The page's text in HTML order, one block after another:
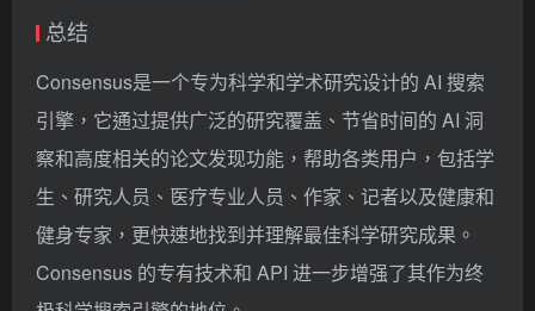
总结
Consensus是一个专为科学和学术研究设计的 AI 搜索
引擎，它通过提供广泛的研究覆盖、节省时间的 AI 洞
察和高度相关的论文发现功能，帮助各类用户，包括学
生、研究人员、医疗专业人员、作家、记者以及健康和
健身专家，更快速地找到并理解最佳科学研究成果。
Consensus 的专有技术和 API 进一步增强了其作为终